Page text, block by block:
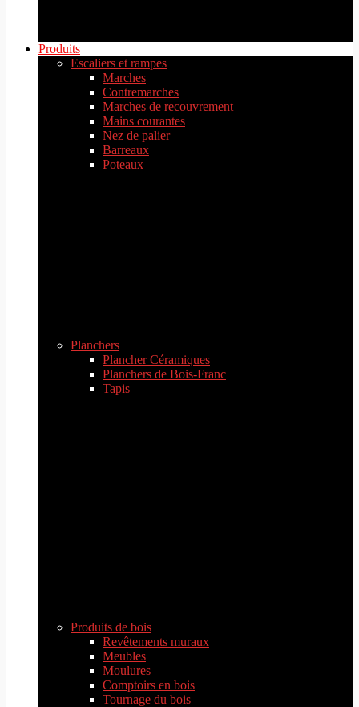
Produits
Escaliers et rampes
Marches
Contremarches
Marches de recouvrement
Mains courantes
Nez de palier
Barreaux
Poteaux
Planchers
Plancher Céramiques
Planchers de Bois-Franc
Tapis
Produits de bois
Revêtements muraux
Meubles
Moulures
Comptoirs en bois
Tournage du bois